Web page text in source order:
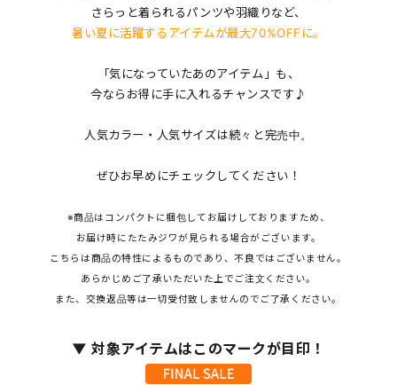
さらっと着られるパンツや羽織りなど、
暑い夏に活躍するアイテムが最大70%OFFに。
「気になっていたあのアイテム」も、
今ならお得に手に入れるチャンスです♪
人気カラー・人気サイズは続々と完売中。
ぜひお早めにチェックしてください！
※商品はコンパクトに梱包してお届けしておりますため、
お届け時にたたみジワが見られる場合がございます。
こちらは商品の特性によるものであり、不良ではございません。
あらかじめご了承いただいた上でご注文ください。
また、交換返品等は一切受付致しませんのでご了承ください。
▼ 対象アイテムはこのマークが目印！